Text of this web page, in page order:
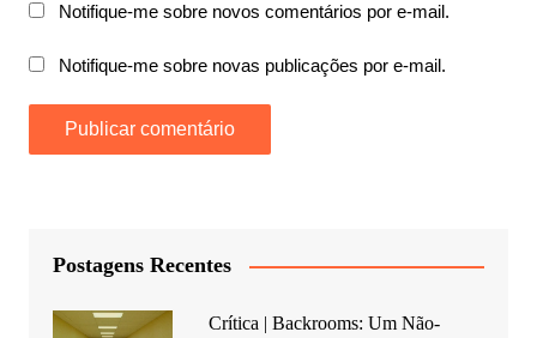
Notifique-me sobre novos comentários por e-mail.
Notifique-me sobre novas publicações por e-mail.
Postagens Recentes
Crítica | Backrooms: Um Não-